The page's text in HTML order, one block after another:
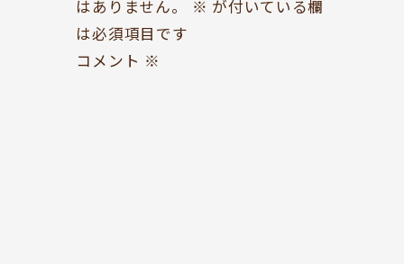
ドッグセラピー
KOKORO SUPPORT
イベント情報
はありません。
※ が付いている欄
は必須項目です
コメント ※